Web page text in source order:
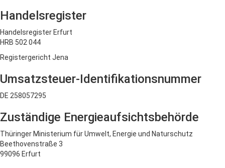
Handelsregister
Handelsregister Erfurt
HRB 502 044
Registergericht Jena
Umsatzsteuer-Identifikationsnummer
DE 258057295
Zuständige Energieaufsichtsbehörde
Thüringer Ministerium für Umwelt, Energie und Naturschutz
Beethovenstraße 3
99096 Erfurt